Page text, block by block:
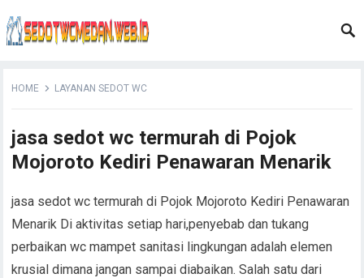
HOME LAYANAN SEDOT WC
jasa sedot wc termurah di Pojok
Mojoroto Kediri Penawaran Menarik
jasa sedot wc termurah di Pojok Mojoroto Kediri Penawaran
Menarik Di aktivitas setiap hari,penyebab dan tukang
perbaikan wc mampet sanitasi lingkungan adalah elemen
krusial dimana jangan sampai diabaikan. Salah satu dari